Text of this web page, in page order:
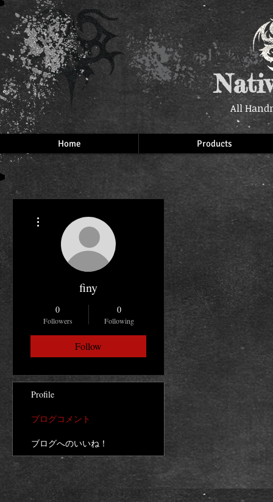
All
Home Products
finy
0
Followers
0
Following
Follow
Profile
ブログコメント
ブログへのいいね！